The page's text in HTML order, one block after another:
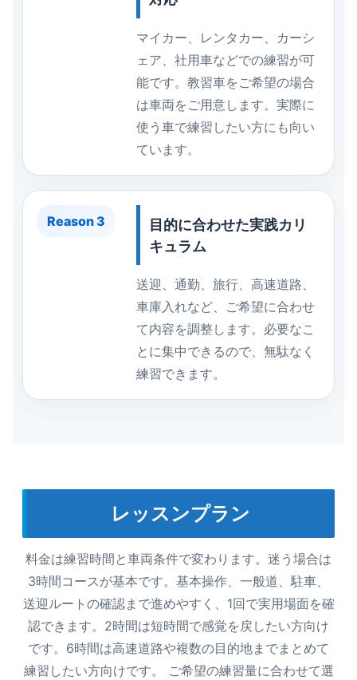
マイカー、レンタカー、カーシ
ェア、社用車などでの練習が可
能です。教習車をご希望の場合
は車両をご用意します。実際に
使う車で練習したい方にも向い
ています。
Reason 3
目的に合わせた実践カリ
キュラム
送迎、通勤、旅行、高速道路、
車庫入れなど、ご希望に合わせ
て内容を調整します。必要なこ
とに集中できるので、無駄なく
練習できます。
レッスンプラン
料金は練習時間と車両条件で変わります。迷う場合は
3時間コースが基本です。基本操作、一般道、駐車、
送迎ルートの確認まで進めやすく、1回で実用場面を確
認できます。2時間は短時間で感覚を戻したい方向け
です。6時間は高速道路や複数の目的地までまとめて
練習したい方向けです。 ご希望の練習量に合わせて選